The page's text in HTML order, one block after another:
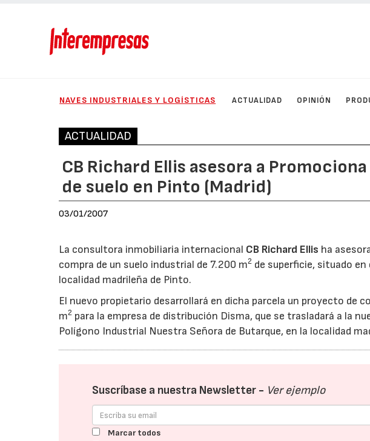
NAVES INDUSTRIALES Y LOGÍSTICAS ACTUALIDAD OPINIÓN
ACTUALIDAD
CB Richard Ellis asesora a
de suelo en Pinto (Madrid)
03/01/2007
La consultora inmobiliaria internacional CB Richard Ellis ha
compra de un suelo industrial de 7.200 m2 de superficie, situado
localidad madrileña de Pinto.
El nuevo propietario desarrollará en dicha parcela un proyecto de
m2 para la empresa de distribución Disma, que se trasladará a la
Polígono Industrial Nuestra Señora de Butarque, en la localidad
Suscríbase a nuestra Newsletter - Ver ejemplo
Marcar todos